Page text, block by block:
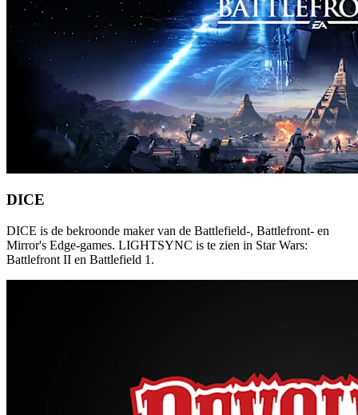
DICE
DICE is de bekroonde maker van de Battlefield-, Battlefront- en
Mirror's Edge-games. LIGHTSYNC is te zien in Star Wars:
Battlefront II en Battlefield 1.